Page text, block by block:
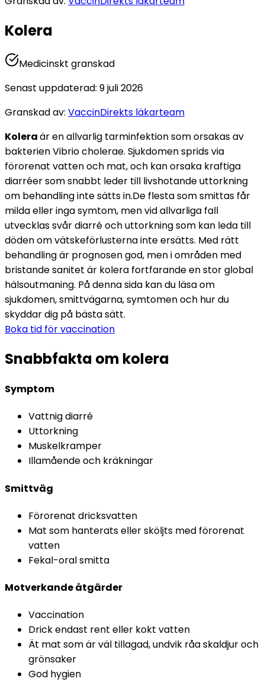
Kolera
Medicinskt granskad
Senast uppdaterad: 9 juli 2026
Granskad av: VaccinDirekts läkarteam
Kolera är en allvarlig tarminfektion som orsakas av
bakterien Vibrio cholerae. Sjukdomen sprids via
förorenat vatten och mat, och kan orsaka kraftiga
diarréer som snabbt leder till livshotande uttorkning
om behandling inte sätts in.De flesta som smittas får
milda eller inga symtom, men vid allvarliga fall
utvecklas svår diarré och uttorkning som kan leda till
döden om vätskeförlusterna inte ersätts. Med rätt
behandling är prognosen god, men i områden med
bristande sanitet är kolera fortfarande en stor global
hälsoutmaning. På denna sida kan du läsa om
sjukdomen, smittvägarna, symtomen och hur du
skyddar dig på bästa sätt.
Boka tid för vaccination
Snabbfakta om kolera
Symptom
Vattnig diarré
Uttorkning
Muskelkramper
Illamående och kräkningar
Smittväg
Förorenat dricksvatten
Mat som hanterats eller sköljts med förorenat
vatten
Fekal-oral smitta
Motverkande åtgärder
Vaccination
Drick endast rent eller kokt vatten
Ät mat som är väl tillagad, undvik råa skaldjur och
grönsaker
God hygien